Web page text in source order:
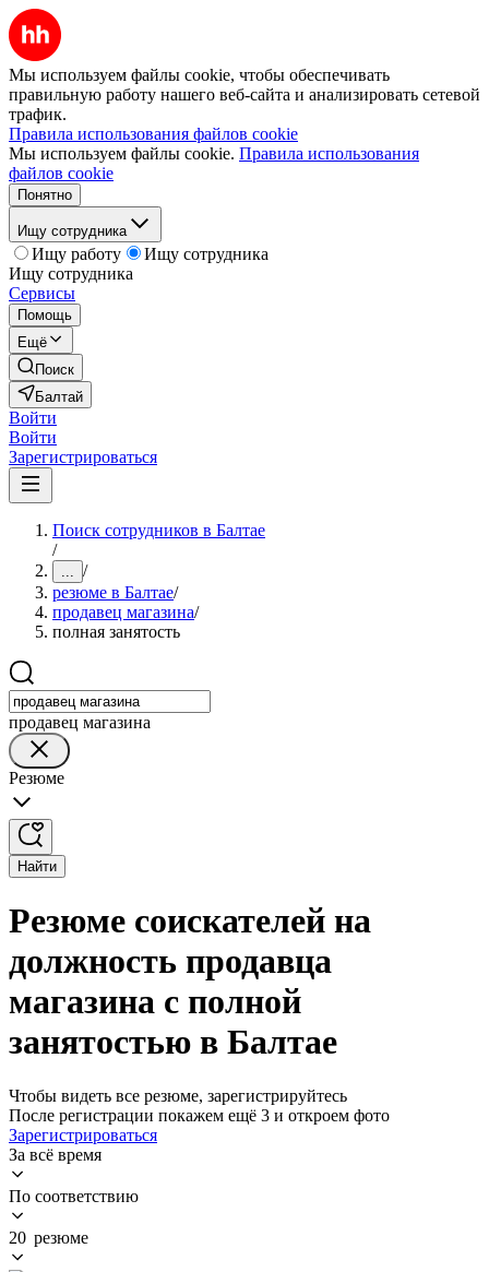
Мы используем файлы cookie, чтобы обеспечивать
правильную работу нашего веб-сайта и анализировать сетевой
трафик.
Правила использования файлов cookie
Мы используем файлы cookie. Правила использования
файлов cookie
Понятно
Ищу сотрудника
Ищу работу
Ищу сотрудника
Ищу сотрудника
Сервисы
Помощь
Ещё
Поиск
Балтай
Войти
Войти
Зарегистрироваться
Поиск сотрудников в Балтае
/
... /
резюме в Балтае/
продавец магазина/
полная занятость
продавец магазина
Резюме
Найти
Резюме соискателей на
должность продавца
магазина с полной
занятостью в Балтае
Чтобы видеть все резюме, зарегистрируйтесь
После регистрации покажем ещё 3 и откроем фото
Зарегистрироваться
За всё время
По соответствию
20 резюме